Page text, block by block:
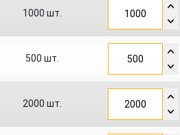
1000 шт.
500 шт.
2000 шт.